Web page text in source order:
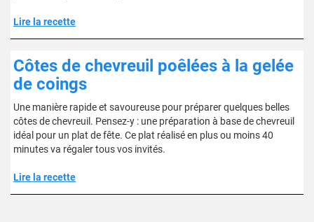
Lire la recette
Côtes de chevreuil poêlées à la gelée
de coings
Une manière rapide et savoureuse pour préparer quelques belles
côtes de chevreuil. Pensez-y : une préparation à base de chevreuil
idéal pour un plat de fête. Ce plat réalisé en plus ou moins 40
minutes va régaler tous vos invités.
Lire la recette